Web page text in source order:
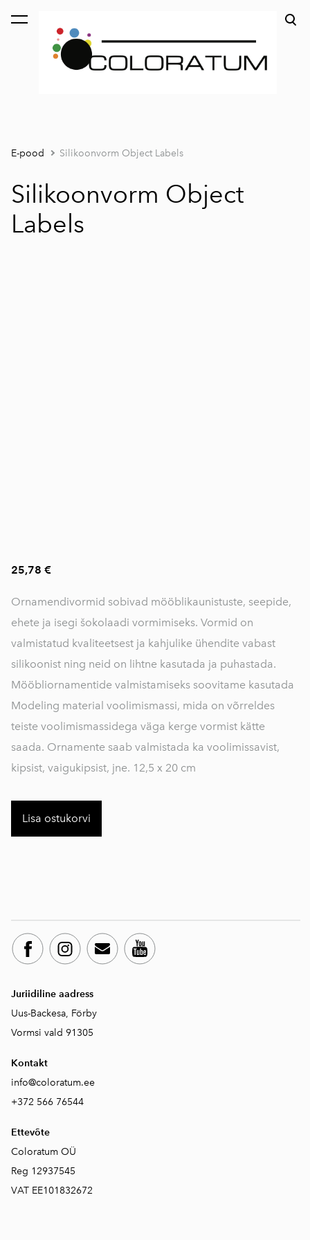
lisati ostukorvi.
E-pood Silikoonvorm Object Labels
Silikoonvorm Object
Labels
25,78 €
Ornamendivormid sobivad mööblikaunistuste, seepide,
ehete ja isegi šokolaadi vormimiseks. Vormid on
valmistatud kvaliteetsest ja kahjulike ühendite vabast
silikoonist ning neid on lihtne kasutada ja puhastada.
Mööbliornamentide valmistamiseks soovitame kasutada
Modeling material voolimismassi, mida on võrreldes
teiste voolimismassidega väga kerge vormist kätte
saada. Ornamente saab valmistada ka voolimissavist,
kipsist, vaigukipsist, jne. 12,5 x 20 cm
Lisa ostukorvi
Juriidiline aadress
Uus-Backesa, Förby
Vormsi vald 91305
Kontakt
info@coloratum.ee
+372 566 76544
Ettevõte
Coloratum OÜ
Reg 12937545
VAT EE101832672